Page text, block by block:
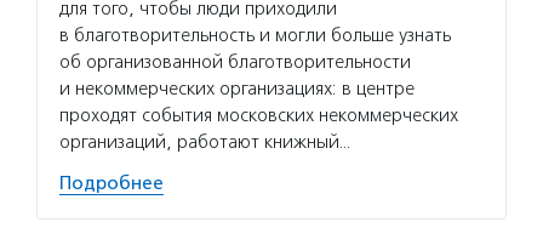
для того, чтобы люди приходили
в благотворительность и могли больше узнать
об организованной благотворительности
и некоммерческих организациях: в центре
проходят события московских некоммерческих
организаций, работают книжный…
Подробнее